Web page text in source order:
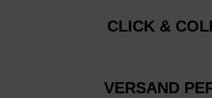
CLICK &
VERSAND